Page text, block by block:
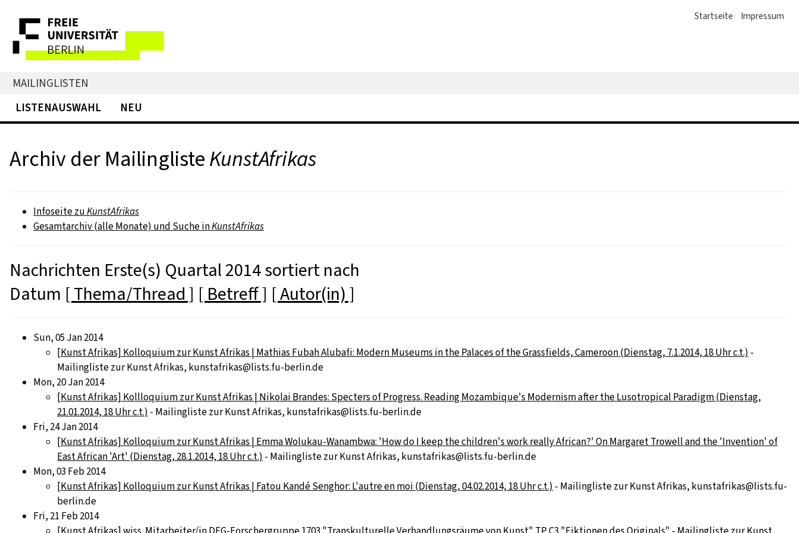
Startseite Impressum
MAILINGLISTEN
LISTENAUSWAHL
NEU
Archiv der MailinglisteKunstAfrikas
Infoseite zuKunstAfrikas
Gesamtarchiv (alle Monate) und Suche inKunstAfrikas
Nachrichten Erste(s) Quartal 2014 sortiert nach
Datum [ Thema/Thread ] [ Betreff ] [ Autor(in) ]
Sun, 05 Jan 2014
[Kunst Afrikas] Kolloquium zur Kunst Afrikas | Mathias Fubah Alubafi: Modern Museums in the Palaces of the Grassfields, Cameroon (Dienstag, 7.1.2014, 18 Uhr c.t.) -
Mailingliste zur Kunst Afrikas, kunstafrikas@lists.fu-berlin.de
Mon, 20 Jan 2014
[Kunst Afrikas] Kollloquium zur Kunst Afrikas | Nikolai Brandes: Specters of Progress. Reading Mozambique's Modernism after the Lusotropical Paradigm (Dienstag,
21.01.2014, 18 Uhr c.t.) - Mailingliste zur Kunst Afrikas, kunstafrikas@lists.fu-berlin.de
Fri, 24 Jan 2014
[Kunst Afrikas] Kolloquium zur Kunst Afrikas | Emma Wolukau‐Wanambwa: 'How do I keep the children's work really African?' On Margaret Trowell and the 'Invention' of
East African 'Art' (Dienstag, 28.1.2014, 18 Uhr c.t.) - Mailingliste zur Kunst Afrikas, kunstafrikas@lists.fu-berlin.de
Mon, 03 Feb 2014
[Kunst Afrikas] Kolloquium zur Kunst Afrikas | Fatou Kandé Senghor: L'autre en moi (Dienstag, 04.02.2014, 18 Uhr c.t.) - Mailingliste zur Kunst Afrikas, kunstafrikas@lists.fu-
berlin.de
Fri, 21 Feb 2014